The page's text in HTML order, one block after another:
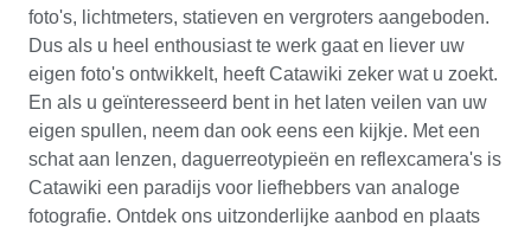
foto's, lichtmeters, statieven en vergroters aangeboden.
Dus als u heel enthousiast te werk gaat en liever uw
eigen foto's ontwikkelt, heeft Catawiki zeker wat u zoekt.
En als u geïnteresseerd bent in het laten veilen van uw
eigen spullen, neem dan ook eens een kijkje. Met een
schat aan lenzen, daguerreotypieën en reflexcamera's is
Catawiki een paradijs voor liefhebbers van analoge
fotografie. Ontdek ons uitzonderlijke aanbod en plaats